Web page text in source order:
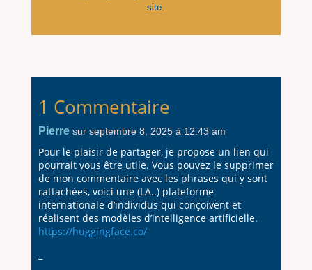
site.
1 Commentaire
Pierre sur septembre 8, 2025 à 12:43 am
Pour le plaisir de partager, je propose un lien qui
pourrait vous être utile. Vous pouvez le supprimer
de mon commentaire avec les phrases qui y sont
rattachées, voici une (LA..) plateforme
internationale d’individus qui conçoivent et
réalisent des modèles d’intelligence artificielle.
https://huggingface.co/